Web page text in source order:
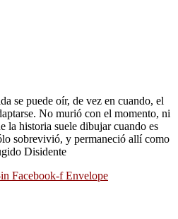
se puede oír, de vez en cuando, el
No murió con el momento, ni
la historia suele dibujar cuando es
sobrevivió, y permaneció allí como
Disidente
Facebook-f Envelope